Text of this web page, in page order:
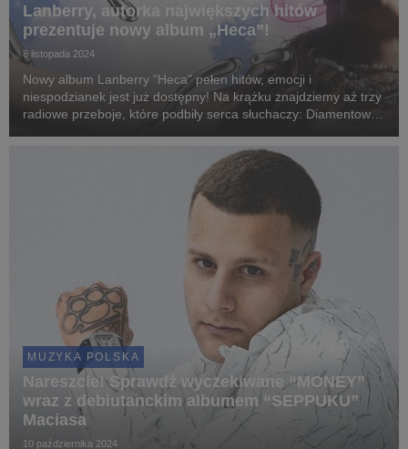
Lanberry, autorka największych hitów
prezentuje nowy album „Heca”!
8 listopada 2024
Nowy album Lanberry "Heca" pełen hitów, emocji i
niespodzianek jest już dostępny! Na krążku znajdziemy aż trzy
radiowe przeboje, które podbiły serca słuchaczy: Diamentowe
robię tu", które zdobyło status Platyny...
MUZYKA POLSKA
Nareszcie! Sprawdź wyczekiwane “MONEY”
wraz z debiutanckim albumem “SEPPUKU”
Maciasa
10 października 2024